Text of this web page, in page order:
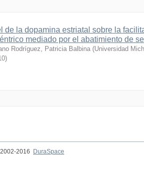
de la dopamina estriatal sobre la
mediado por el abatimiento de
Rodríguez, Patricia Balbina (Universidad
)
2016
DuraSpace